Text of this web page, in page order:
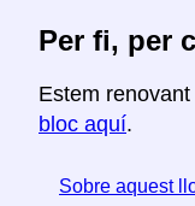
Per fi, per
Estem
bloc aquí.
Sobre aquest